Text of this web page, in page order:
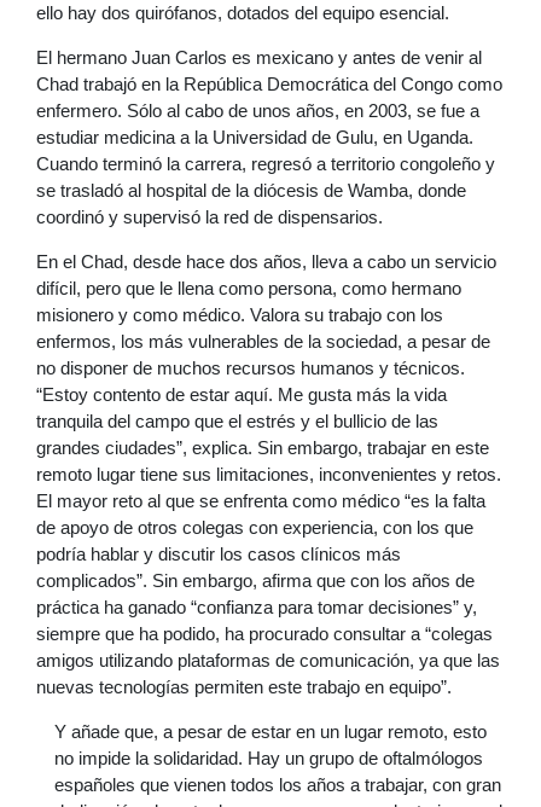
ello hay dos quirófanos, dotados del equipo esencial.
El hermano Juan Carlos es mexicano y antes de venir al
Chad trabajó en la República Democrática del Congo como
enfermero. Sólo al cabo de unos años, en 2003, se fue a
estudiar medicina a la Universidad de Gulu, en Uganda.
Cuando terminó la carrera, regresó a territorio congoleño y
se trasladó al hospital de la diócesis de Wamba, donde
coordinó y supervisó la red de dispensarios.
En el Chad, desde hace dos años, lleva a cabo un servicio
difícil, pero que le llena como persona, como hermano
misionero y como médico. Valora su trabajo con los
enfermos, los más vulnerables de la sociedad, a pesar de
no disponer de muchos recursos humanos y técnicos.
“Estoy contento de estar aquí. Me gusta más la vida
tranquila del campo que el estrés y el bullicio de las
grandes ciudades”, explica. Sin embargo, trabajar en este
remoto lugar tiene sus limitaciones, inconvenientes y retos.
El mayor reto al que se enfrenta como médico “es la falta
de apoyo de otros colegas con experiencia, con los que
podría hablar y discutir los casos clínicos más
complicados”. Sin embargo, afirma que con los años de
práctica ha ganado “confianza para tomar decisiones” y,
siempre que ha podido, ha procurado consultar a “colegas
amigos utilizando plataformas de comunicación, ya que las
nuevas tecnologías permiten este trabajo en equipo”.
Y añade que, a pesar de estar en un lugar remoto, esto
no impide la solidaridad. Hay un grupo de oftalmólogos
españoles que vienen todos los años a trabajar, con gran